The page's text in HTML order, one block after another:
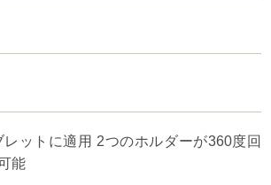
ットに適用 2つのホルダーが360度回
能